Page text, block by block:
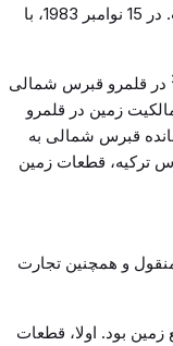
تشکیل شد که تا سال 1983 وجود داشت. در 15 نوامبر 1983، با
در قلمرو قبرس شمالی
کرد. آن دسته از شهروندانی که قبل از سال 1974 دارای مالکیت زمین در قلمرو
قبرس شمالی به
ترکیه، قطعات زمین
و همچنین تجارت
توصیف شده در بند ۳ قانون ۴۱/۱۹۷۷ درباره توزیع زمین بود. اولا، قطعات